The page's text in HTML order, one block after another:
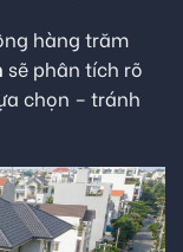
hàng trăm
sẽ phân tích rõ
chọn – tránh